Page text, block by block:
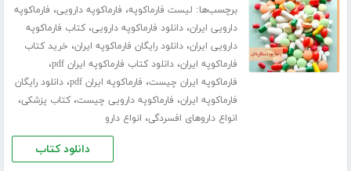
برچسب‌ها: لیست فارماکوپه، فارماکوپه دارویی، فارماکوپه
دارویی ایران،دانلود فارماکوپه دارویی،کتاب فارماکوپه
دارویی ایران،دانلود رایگان فارماکوپه ایران، خرید کتاب
فارماکوپه ایران،دانلود کتاب فارماکوپه ایران pdf ،
فارماکوپه ایران چیست، فارماکوپه ایران pdf ،دانلود رایگان
فارماکوپه ایران، فارماکوپه دارویی چیست،کتاب پزشکی،
انواع داروهای افسردگی، انواع دارو
دانلود کتاب